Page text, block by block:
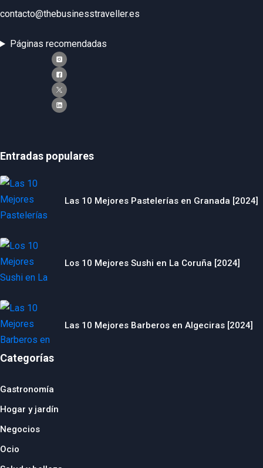
contacto@thebusinesstraveller.es
Páginas recomendadas
Entradas populares
Las 10 Mejores Pastelerías en Granada [2024]
Los 10 Mejores Sushi en La Coruña [2024]
Las 10 Mejores Barberos en Algeciras [2024]
Categorías
Gastronomía
Hogar y jardín
Negocios
Ocio